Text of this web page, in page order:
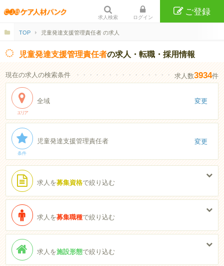
求人検索 ログイン
ご登録
TOP 児童発達支援管理責任者 の求人
児童発達支援管理責任者の求人・転職・採用情報
現在の求人の検索条件 ・・・・・・・・・・・・・・・・・・・・・・
求人数3934件
エリア
全域 変更
条件
児童発達支援管理責任者 変更
求人を募集資格で絞り込む
求人を募集職種で絞り込む
求人を施設形態で絞り込む